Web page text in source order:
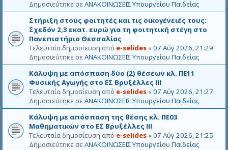
η
κ
ε
ρ
ί
θ
κ
ε
ν
γ
ρ
θ
η
κ
ε
μ
α
δ
ε
ν
ε
γ
ρ
η
κ
ε
Δημοσιεύτηκε σε ΑΝΑΚΟΙΝΩΣΕΙΣ Υπουργείου Παιδείας
Στήριξη στους φοιτητές και τις οικογένειές τους:
Σχεδόν 2,3 εκατ. ευρώ για τη φοιτητική στέγη στο
Πανεπιστήμιο Θεσσαλίας
Τελευταία δημοσίευση από e-selides «07 Αύγ 2026, 21:29
Δημοσιεύτηκε σε ΑΝΑΚΟΙΝΩΣΕΙΣ Υπουργείου Παιδείας
Κάλυψη με απόσπαση δύο (2) θέσεων κλ. ΠΕ11
Φυσικής Αγωγής στο ΕΣ Βρυξέλλες ΙΙΙ
Τελευταία δημοσίευση από e-selides «07 Αύγ 2026, 21:27
Δημοσιεύτηκε σε ΑΝΑΚΟΙΝΩΣΕΙΣ Υπουργείου Παιδείας
Κάλυψη με απόσπαση της θέσης κλ. ΠΕ03
Μαθηματικών στο ΕΣ Βρυξέλλες ΙΙΙ
Τελευταία δημοσίευση από e-selides «07 Αύγ 2026, 21:25
Δημοσιεύτηκε σε ΑΝΑΚΟΙΝΩΣΕΙΣ Υπουργείου Παιδείας